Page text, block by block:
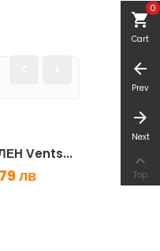
Vents...
лв
shopping_cart
Cart
0
arrow_back
Prev
arrow_forward
Next

Top